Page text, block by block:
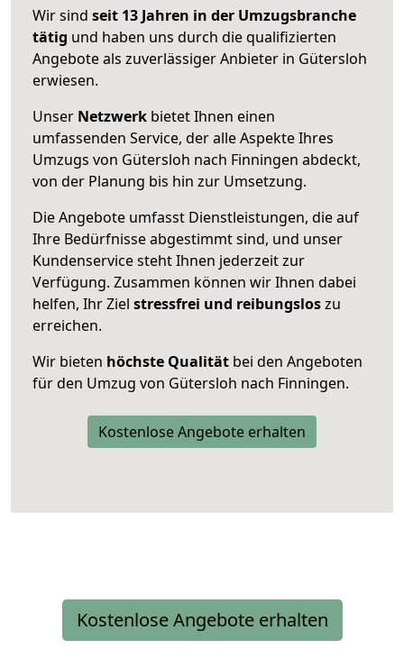
Wir sind seit 13 Jahren in der Umzugsbranche
tätig und haben uns durch die qualifizierten
Angebote als zuverlässiger Anbieter in Gütersloh
erwiesen.
Unser Netzwerk bietet Ihnen einen
umfassenden Service, der alle Aspekte Ihres
Umzugs von Gütersloh nach Finningen abdeckt,
von der Planung bis hin zur Umsetzung.
Die Angebote umfasst Dienstleistungen, die auf
Ihre Bedürfnisse abgestimmt sind, und unser
Kundenservice steht Ihnen jederzeit zur
Verfügung. Zusammen können wir Ihnen dabei
helfen, Ihr Ziel stressfrei und reibungsloszu
erreichen.
Wir bieten höchste Qualität bei den Angeboten
für den Umzug von Gütersloh nach Finningen.
Kostenlose Angebote erhalten
Kostenlose Angebote erhalten